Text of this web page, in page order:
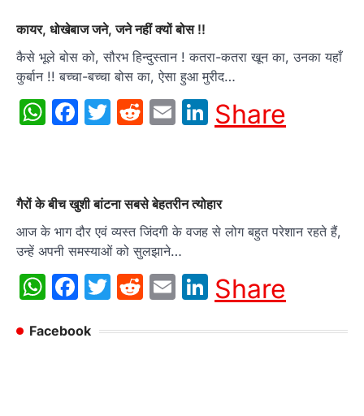
कायर, धोखेबाज जने, जने नहीं क्यों बोस !!
कैसे भूले बोस को, सौरभ हिन्दुस्तान ! कतरा-कतरा खून का, उनका यहाँ
कुर्बान !! बच्चा-बच्चा बोस का, ऐसा हुआ मुरीद…
WhatsApp
Facebook
Twitter
Reddit
EmailLinkedIn
Share
गैरों के बीच खुशी बांटना सबसे बेहतरीन त्योहार
आज के भाग दौर एवं व्यस्त जिंदगी के वजह से लोग बहुत परेशान रहते हैं,
उन्हें अपनी समस्याओं को सुलझाने…
WhatsApp
Facebook
Twitter
Reddit
EmailLinkedIn
Share
Facebook